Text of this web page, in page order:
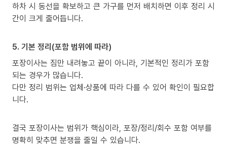
하차 시 동선을 확보하고 큰 가구를 먼저 배치하면 이후 정리 시
간이 크게 줄어듭니다.
5. 기본 정리(포함 범위에 따라)
포장이사는 짐만 내려놓고 끝이 아니라, 기본적인 정리가 포함
되는 경우가 많습니다.
다만 정리 범위는 업체·상품에 따라 다를 수 있어 확인이 필요합
니다.
결국 포장이사는 범위가 핵심이라, 포장/정리/회수 포함 여부를
명확히 맞추면 분쟁을 줄일 수 있습니다.